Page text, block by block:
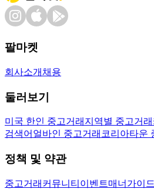
팔마켓
회사소개 채용
둘러보기
미국 한인 중고거래 지역별 중고거래
검색어 얼바인 중고거래 코리아타운
정책 및 약관
중고거래 커뮤니티 이벤트매너가이드